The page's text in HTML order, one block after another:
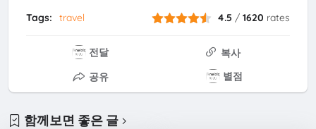
Tags: travel 4.5 /1620 rates
전달
복사
공유
별점
함께보면 좋은 글